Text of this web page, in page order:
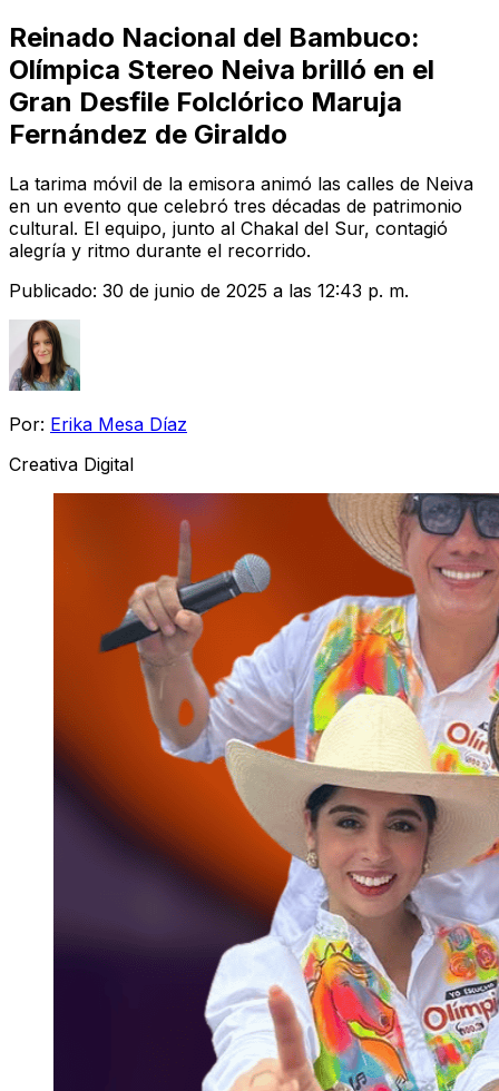
Reinado Nacional del Bambuco:
Olímpica Stereo Neiva brilló en el
Gran Desfile Folclórico Maruja
Fernández de Giraldo
La tarima móvil de la emisora animó las calles de Neiva
en un evento que celebró tres décadas de patrimonio
cultural. El equipo, junto al Chakal del Sur, contagió
alegría y ritmo durante el recorrido.
Publicado: 30 de junio de 2025 a las 12:43 p. m.
Por: Erika Mesa Díaz
Creativa Digital